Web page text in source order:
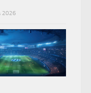
2026